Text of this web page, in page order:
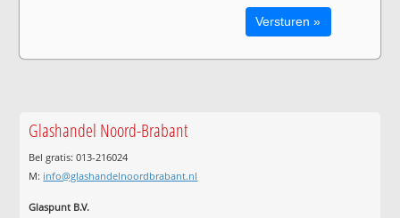
Glashandel Noord-Brabant
Bel gratis: 013-216024
M: info@glashandelnoordbrabant.nl
Glaspunt B.V.